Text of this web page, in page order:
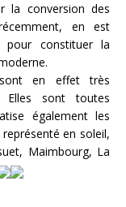
la conversion des
en est
pour constituer la
en effet très
Elles sont toutes
également les
représenté en soleil,
Maimbourg, La